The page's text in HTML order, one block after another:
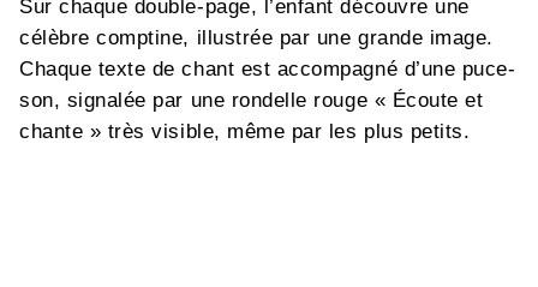
Sur chaque double-page, l’enfant découvre une
célèbre comptine, illustrée par une grande image.
Chaque texte de chant est accompagné d’une puce-
son, signalée par une rondelle rouge « Écoute et
chante » très visible, même par les plus petits.